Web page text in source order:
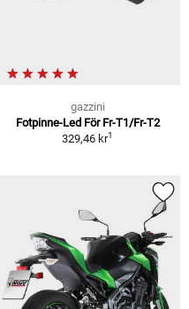
gazzini
Fotpinne-Led För Fr-T1/Fr-T2
329,46 kr1